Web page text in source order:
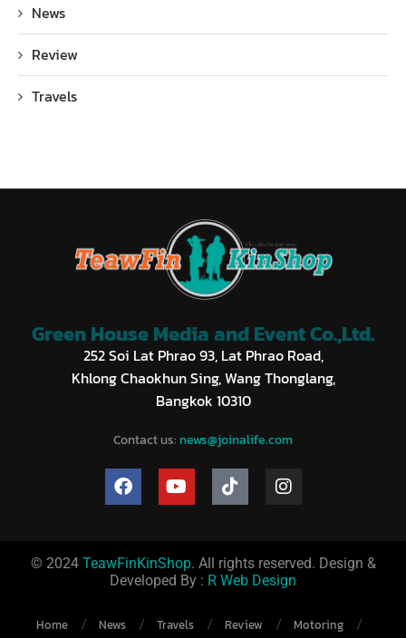
News
Review
Travels
Green House Media and Event Co.,Ltd.
252 Soi Lat Phrao 93, Lat Phrao Road,
Khlong Chaokhun Sing, Wang Thonglang,
Bangkok 10310
Contact us: news@joinalife.com
© 2024 TeawFinKinShop. All rights reserved. Design &
Developed By : R Web Design
Home News Travels Review Motoring